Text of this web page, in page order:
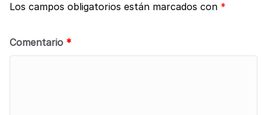
Los campos obligatorios están marcados con *
Comentario *